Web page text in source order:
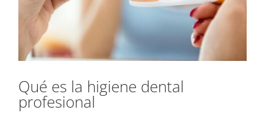
Qué es la higiene dental
profesional